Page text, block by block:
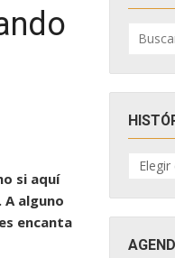
si aquí
alguno
encanta
por:
DE